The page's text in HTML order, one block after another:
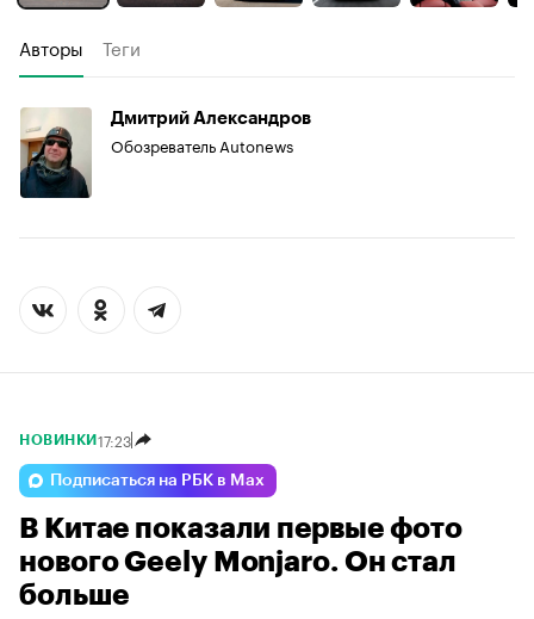
Авторы Теги
Дмитрий Александров
Обозреватель Autonews
НОВИНКИ 17:23
Подписаться на РБК в Max
В Китае показали первые фото
нового Geely Monjaro. Он стал
больше